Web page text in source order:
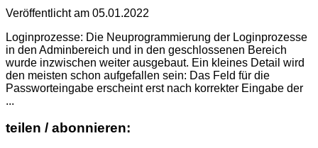
Veröffentlicht am 05.01.2022
Loginprozesse: Die Neuprogrammierung der Loginprozesse
in den Adminbereich und in den geschlossenen Bereich
wurde inzwischen weiter ausgebaut. Ein kleines Detail wird
den meisten schon aufgefallen sein: Das Feld für die
Passworteingabe erscheint erst nach korrekter Eingabe der
...
teilen / abonnieren: